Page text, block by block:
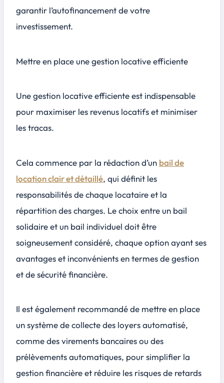
garantir l’autofinancement de votre
investissement.
Mettre en place une gestion locative efficiente
Unegestion locative efficienteest indispensable
pour maximiser les revenus locatifs et minimiser
les tracas.
Cela commence par la rédaction d’un bail de
location clair et détaillé, qui définit les
responsabilités de chaque locataire et la
répartition des charges. Le choix entre un bail
solidaire et un bail individuel doit être
soigneusement considéré, chaque option ayant ses
avantages et inconvénients en termes de gestion
et de sécurité financière.
Il est également recommandé de mettre en place
un système de collecte des loyers automatisé,
comme des virements bancaires ou des
prélèvements automatiques, pour simplifier la
gestion financière et réduire les risques de retards